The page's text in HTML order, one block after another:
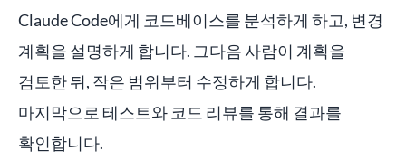
Claude Code에게 코드베이스를 분석하게 하고, 변경
계획을 설명하게 합니다. 그다음 사람이 계획을
검토한 뒤, 작은 범위부터 수정하게 합니다.
마지막으로 테스트와 코드 리뷰를 통해 결과를
확인합니다.